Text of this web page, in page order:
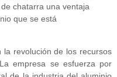
chatarra una ventaja
que se está
revolución de los recursos
empresa se esfuerza por